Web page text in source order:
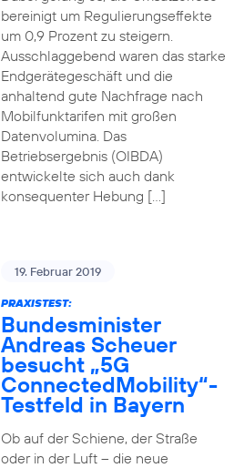
bereinigt um Regulierungseffekte
um 0,9 Prozent zu steigern.
Ausschlaggebend waren das starke
Endgerätegeschäft und die
anhaltend gute Nachfrage nach
Mobilfunktarifen mit großen
Datenvolumina. Das
Betriebsergebnis (OIBDA)
entwickelte sich auch dank
konsequenter Hebung […]
19. Februar 2019
PRAXISTEST:
Bundesminister
Andreas Scheuer
besucht „5G
ConnectedMobility“-
Testfeld in Bayern
Ob auf der Schiene, der Straße
oder in der Luft – die neue